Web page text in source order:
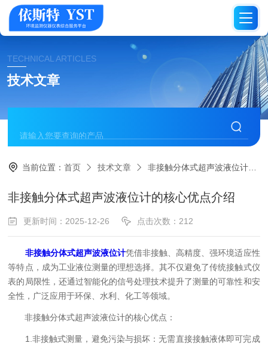
TECHNICAL ARTICLES
技术文章
当前位置：首页 技术文章 非接触分体式超声波液位计的核心优点介绍
非接触分体式超声波液位计的核心优点介绍
更新时间：2025-12-26 点击次数：212
非接触分体式超声波液位计凭借非接触、高精度、强环境适应性
等特点，成为工业液位测量的理想选择。其不仅避免了传统接触式仪
表的局限性，还通过智能化的信号处理技术提升了测量的可靠性和安
全性，广泛应用于环保、水利、化工等领域。
非接触分体式超声波液位计的核心优点：
1.非接触式测量，避免污染与损坏：无需直接接触液体即可完成